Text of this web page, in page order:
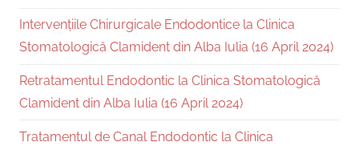
Intervențiile Chirurgicale Endodontice la Clinica
Stomatologică Clamident din Alba Iulia (16 April 2024)
Retratamentul Endodontic la Clinica Stomatologică
Clamident din Alba Iulia (16 April 2024)
Tratamentul de Canal Endodontic la Clinica